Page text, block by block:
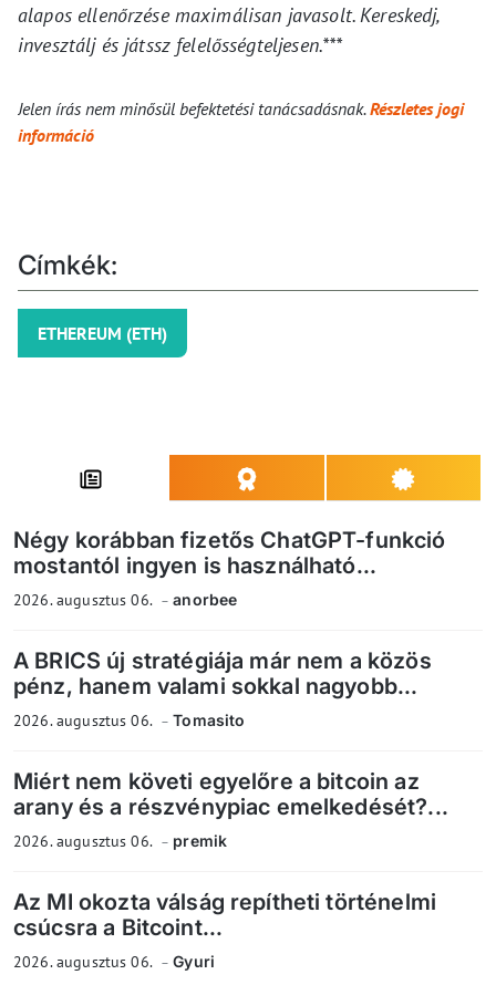
alapos ellenőrzése maximálisan javasolt. Kereskedj,
invesztálj és játssz felelősségteljesen.***
Jelen írás nem minősül befektetési tanácsadásnak.Részletes jogi
információ
Címkék:
ETHEREUM (ETH)
Négy korábban fizetős ChatGPT-funkció
mostantól ingyen is használható...
2026. augusztus 06. anorbee
A BRICS új stratégiája már nem a közös
pénz, hanem valami sokkal nagyobb...
2026. augusztus 06. Tomasito
Miért nem követi egyelőre a bitcoin az
arany és a részvénypiac emelkedését?...
2026. augusztus 06. premik
Az MI okozta válság repítheti történelmi
csúcsra a Bitcoint...
2026. augusztus 06. Gyuri